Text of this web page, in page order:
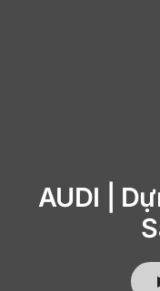
AUDI |